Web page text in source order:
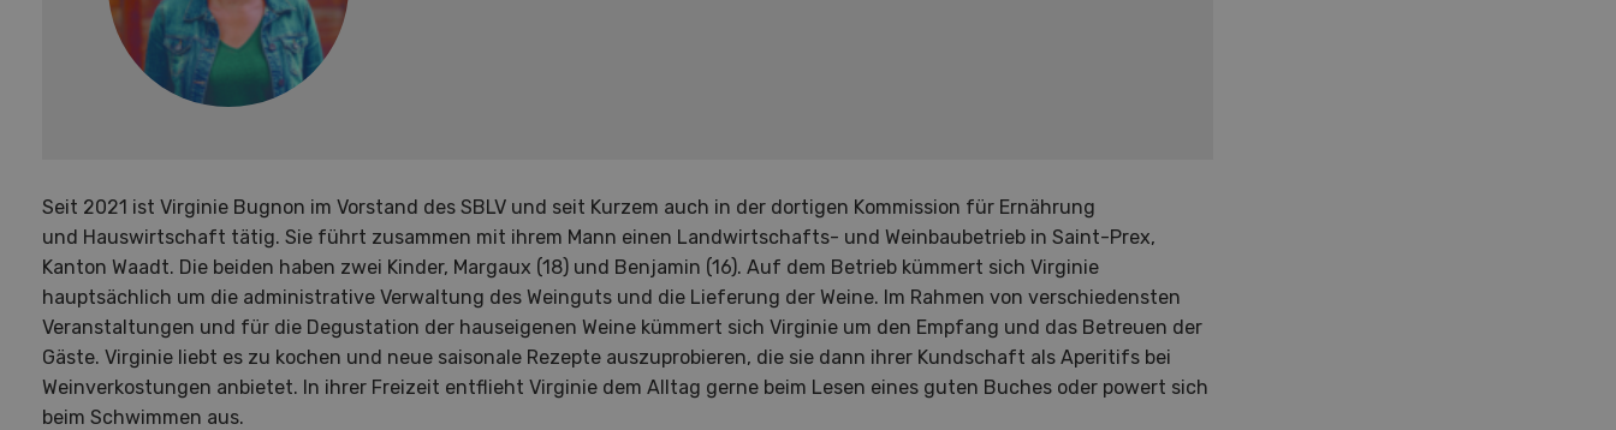
Seit 2021 ist Virginie Bugnon im Vorstand des SBLV und seit Kurzem auch in der dortigen Kommission für Ernährung
und Hauswirtschaft tätig. Sie führt zusammen mit ihrem Mann einen Landwirtschafts- und Weinbaubetrieb in Saint-Prex,
Kanton Waadt. Die beiden haben zwei Kinder, Margaux (18) und Benjamin (16). Auf dem Betrieb kümmert sich Virginie
hauptsächlich um die administrative Verwaltung des Weinguts und die Lieferung der Weine. Im Rahmen von verschiedensten
Veranstaltungen und für die Degustation der hauseigenen Weine kümmert sich Virginie um den Empfang und das Betreuen der
Gäste. Virginie liebt es zu kochen und neue saisonale Rezepte auszuprobieren, die sie dann ihrer Kundschaft als Aperitifs bei
Weinverkostungen anbietet. In ihrer Freizeit entflieht Virginie dem Alltag gerne beim Lesen eines guten Buches oder powert sich
beim Schwimmen aus.